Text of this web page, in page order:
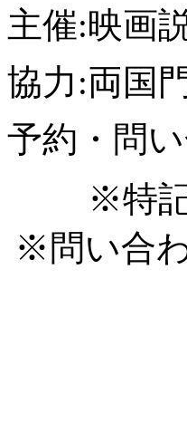
主催:映画
協力:両国
予約・問
※特
※問い合